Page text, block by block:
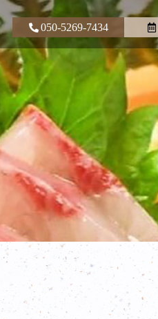
050-5269-7434